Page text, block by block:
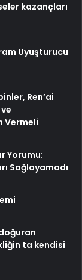
kazançları
Uyuşturucu
Ren’ai
Vermeli
Yorumu:
Sağlayamadı
ta kendisi